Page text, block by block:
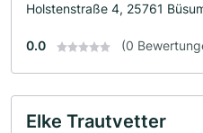
Holstenstraße 4, 25761
0.0 (0
Elke Trautvetter